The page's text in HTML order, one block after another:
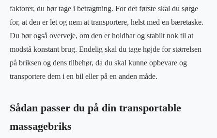
faktorer, du bør tage i betragtning. For det første skal du sørge
for, at den er let og nem at transportere, helst med en bæretaske.
Du bør også overveje, om den er holdbar og stabilt nok til at
modstå konstant brug. Endelig skal du tage højde for størrelsen
på briksen og dens tilbehør, da du skal kunne opbevare og
transportere dem i en bil eller på en anden måde.
Sådan passer du på din transportable
massagebriks